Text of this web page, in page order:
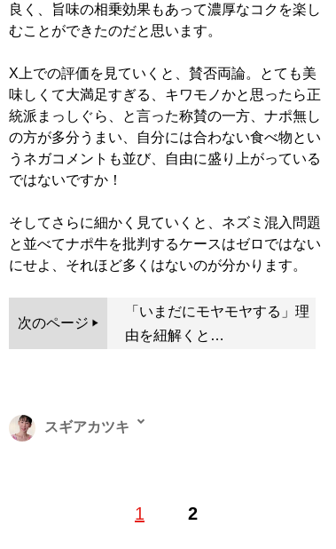
良く、旨味の相乗効果もあって濃厚なコクを楽し
むことができたのだと思います。
X上での評価を見ていくと、賛否両論。とても美
味しくて大満足すぎる、キワモノかと思ったら正
統派まっしぐら、と言った称賛の一方、ナポ無し
の方が多分うまい、自分には合わない食べ物とい
うネガコメントも並び、自由に盛り上がっている
ではないですか！
そしてさらに細かく見ていくと、ネズミ混入問題
と並べてナポ牛を批判するケースはゼロではない
にせよ、それほど多くはないのが分かります。
次のページ
「いまだにモヤモヤする」理
由を紐解くと…
1 2
スギアカツキ
後、同大学院医学系研究科に進学。世界中の健やかな食